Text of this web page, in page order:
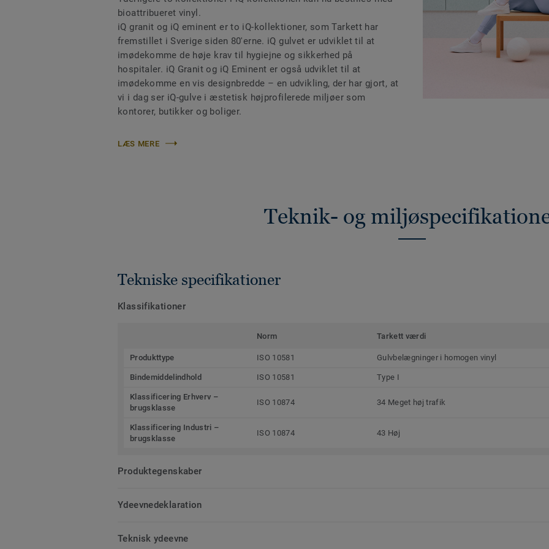
bioattribueret vinyl.
iQ granit og iQ eminent er to iQ-kollektioner, som Tarkett har
fremstillet i Sverige siden 80'erne. iQ gulvet er udviklet til at
imødekomme de høje krav til hygiejne og sikkerhed på
hospitaler. iQ Granit og iQ Eminent er også udviklet til at
imødekomme en vis designbredde – en udvikling, der har gjort, at
vi i dag ser iQ-gulve i æstetisk højprofilerede miljøer som
kontorer, butikker og boliger.
LÆS MERE
Teknik- og
Tekniske specifikationer
Klassifikationer
Norm Tarkett værdi
Produkttype ISO 10581 Gulvbelægninger i homogen vinyl
Bindemiddelindhold ISO 10581 Type I
Klassificering Erhverv –
brugsklasse
ISO 10874 34 Meget høj trafik
Klassificering Industri –
brugsklasse
ISO 10874 43 Høj
Produktegenskaber
Ydeevnedeklaration
Teknisk ydeevne